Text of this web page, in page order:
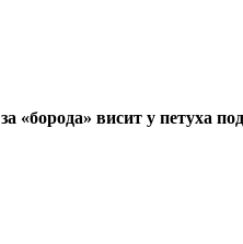
«борода» висит у петуха